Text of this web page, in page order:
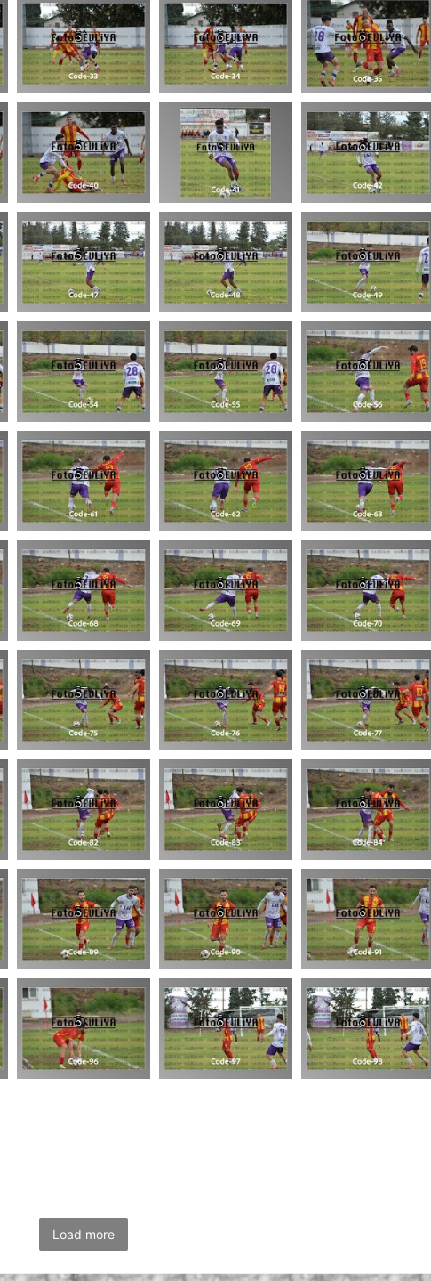
Load more